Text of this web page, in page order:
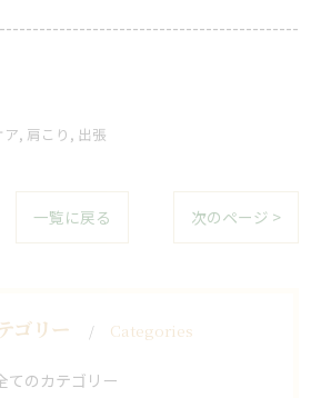
ア 肩こり 出張
一覧に戻る 次のページ >
ゴリー Categories
てのカテゴリー